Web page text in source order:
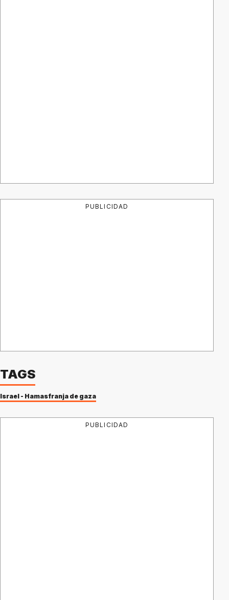
PUBLICIDAD
TAGS
Israel - Hamasfranja de gaza
PUBLICIDAD